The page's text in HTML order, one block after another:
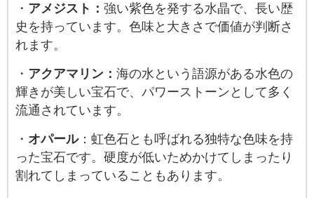
・ アメジスト： 強い紫色を発する水晶で、長い歴
史を持っています。色味と大きさで価値が判断さ
れます。
・ アクアマリン： 海の水という語源がある水色の
輝きが美しい宝石で、パワーストーンとして多く
流通されています。
・ オパール：虹色石とも呼ばれる独特な色味を持
った宝石です。硬度が低いためかけてしまったり
割れてしまっていることもあります。